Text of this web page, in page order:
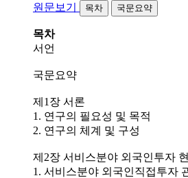
원문보기 목차 국문요약
목차
서언
국문요약
제1장 서론
1. 연구의 필요성 및 목적
2. 연구의 체계 및 구성
제2장 서비스분야 외국인투자
1. 서비스분야 외국인직접투자